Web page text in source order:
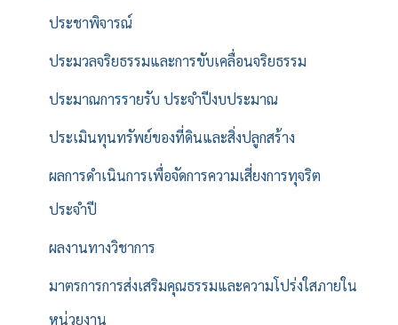
ประชาพิจารณ์
ประมวลจริยธรรมและการขับเคลื่อนจริยธรรม
ประมาณการรายรับ ประจำปีงบประมาณ
ประเมินทุนทรัพย์ของที่ดินและสิ่งปลูกสร้าง
ผลการดำเนินการเพื่อจัดการความเสี่ยงการทุจริต
ประจำปี
ผลงานทางวิชาการ
มาตรการการส่งเสริมคุณธรรมและความโปร่งใสภายใน
หน่วยงาน